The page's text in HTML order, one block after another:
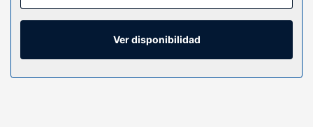
Con una piscina al aire libre y muchas otras instalaciones
paisaje.
Ver disponibilidad